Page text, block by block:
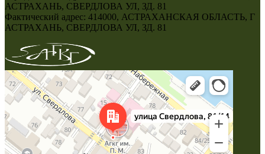
АСТРАХАНЬ, СВЕРДЛОВА УЛ, ЗД. 81
Фактический адрес: 414000, АСТРАХАНСКАЯ ОБЛАСТЬ, Г
АСТРАХАНЬ, СВЕРДЛОВА УЛ, ЗД. 81